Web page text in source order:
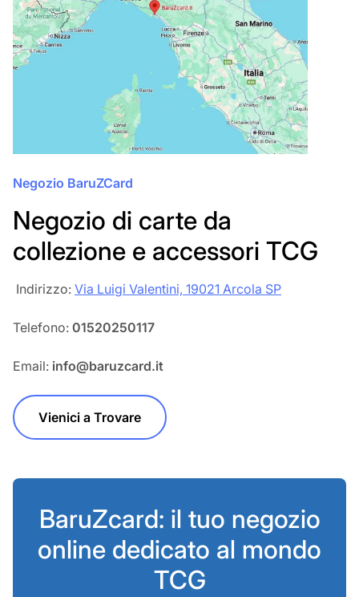
Negozio BaruZCard
Negozio di carte da
collezione e accessori TCG
‎‎ Indirizzo: Via Luigi Valentini, 19021 Arcola SP
Telefono: 01520250117
Email: info@baruzcard.it
Vienici a Trovare
BaruZcard: il tuo negozio
online dedicato al mondo
TCG